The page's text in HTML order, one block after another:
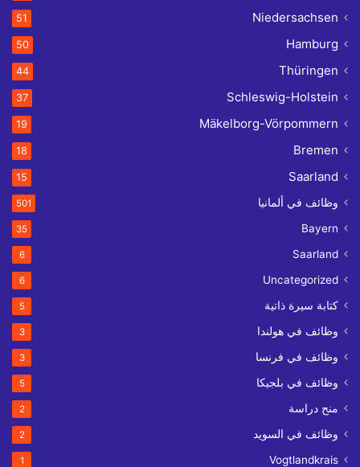
Niedersachsen
51
Hamburg
50
Thüringen
44
Schleswig-Holstein
37
Mäkelborg-Vörpommern
19
Bremen
18
Saarland
15
وظائف في ألمانيا 501
Bayern
35
Saarland
6
Uncategorized
6
كتابة سيرة ذاتية 5
وظائف في هولندا 3
وظائف في فرنسا 3
وظائف في بلجيكا 5
منح دراسة 2
وظائف في السويد 2
Vogtlandkrais
1